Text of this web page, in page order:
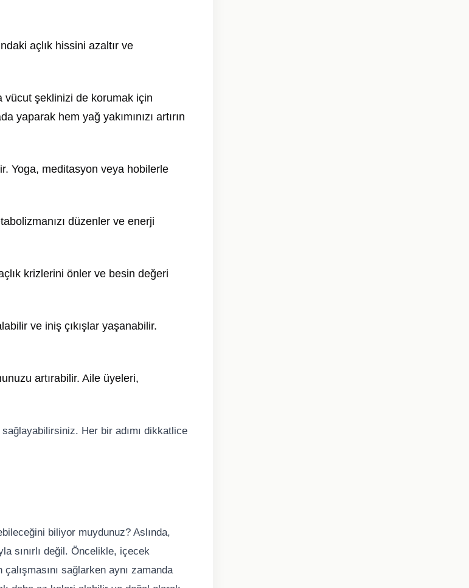
açlık hissini azaltır ve
vücut şeklinizi de korumak için
yaparak hem yağ yakımınızı artırın
Yoga, meditasyon veya hobilerle
düzenler ve enerji
krizlerini önler ve besin değeri
ve iniş çıkışlar yaşanabilir.
artırabilir. Aile üyeleri,
Her bir adımı dikkatlice
biliyor muydunuz? Aslında,
sınırlı değil. Öncelikle, içecek
sağlarken aynı zamanda